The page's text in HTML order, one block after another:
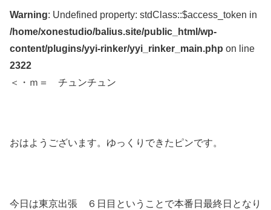
Warning: Undefined property: stdClass::$access_token in
/home/xonestudio/balius.site/public_html/wp-
content/plugins/yyi-rinker/yyi_rinker_main.php on line
2322
＜・ｍ＝ チュンチュン
おはようございます。ゆっくりできたピンです。
今日は東京出張 ６日目ということで本番日最終日となり